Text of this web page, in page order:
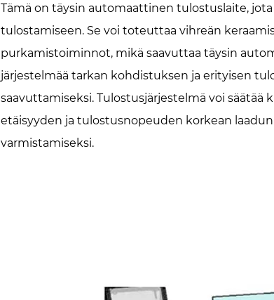
Tämä on täysin automaattinen tulostuslaite,
tulostamiseen. Se voi toteuttaa vihreän
purkamistoiminnot, mikä saavuttaa täysin
järjestelmää tarkan kohdistuksen ja erityisen
saavuttamiseksi. Tulostusjärjestelmä voi
etäisyyden ja tulostusnopeuden korkean
varmistamiseksi.